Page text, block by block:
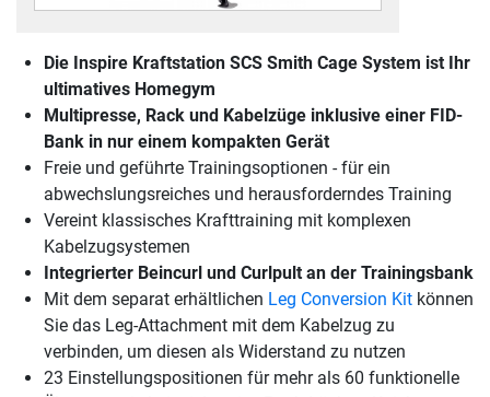
Die Inspire Kraftstation SCS Smith Cage System ist Ihr
ultimatives Homegym
Multipresse, Rack und Kabelzüge inklusive einer FID-
Bank in nur einem kompakten Gerät
Freie und geführte Trainingsoptionen - für ein
abwechslungsreiches und herausforderndes Training
Vereint klassisches Krafttraining mit komplexen
Kabelzugsystemen
Integrierter Beincurl und Curlpult an der Trainingsbank
Mit dem separat erhältlichen Leg Conversion Kit können
Sie das Leg-Attachment mit dem Kabelzug zu
verbinden, um diesen als Widerstand zu nutzen
23 Einstellungspositionen für mehr als 60 funktionelle